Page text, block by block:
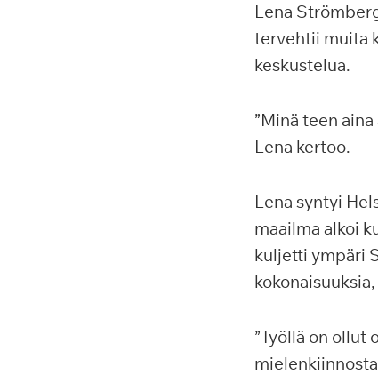
Lena
tervehtii muita
keskustelua.
”Minä teen
Lena kertoo.
Lena syntyi
maailma alkoi
kuljetti ympäri
”Työllä on ollut